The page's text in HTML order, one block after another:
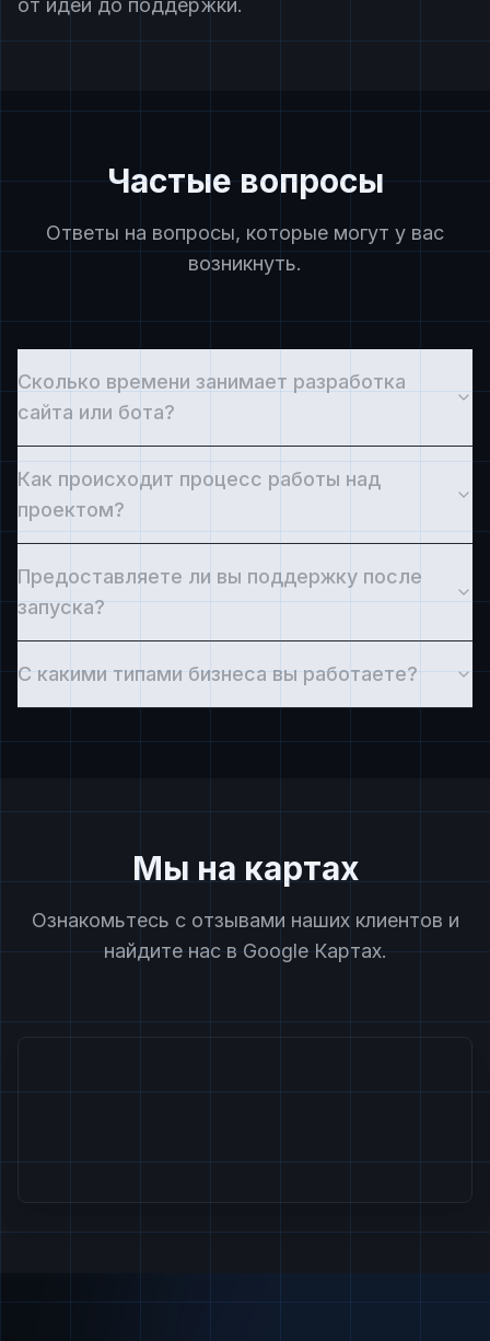
от идеи до поддержки.
Частые вопросы
Ответы на вопросы, которые могут у вас
возникнуть.
Сколько времени занимает разработка
сайта или бота?
Как происходит процесс работы над
проектом?
Предоставляете ли вы поддержку после
запуска?
С какими типами бизнеса вы работаете?
Мы на картах
Ознакомьтесь с отзывами наших клиентов и
найдите нас в Google Картах.